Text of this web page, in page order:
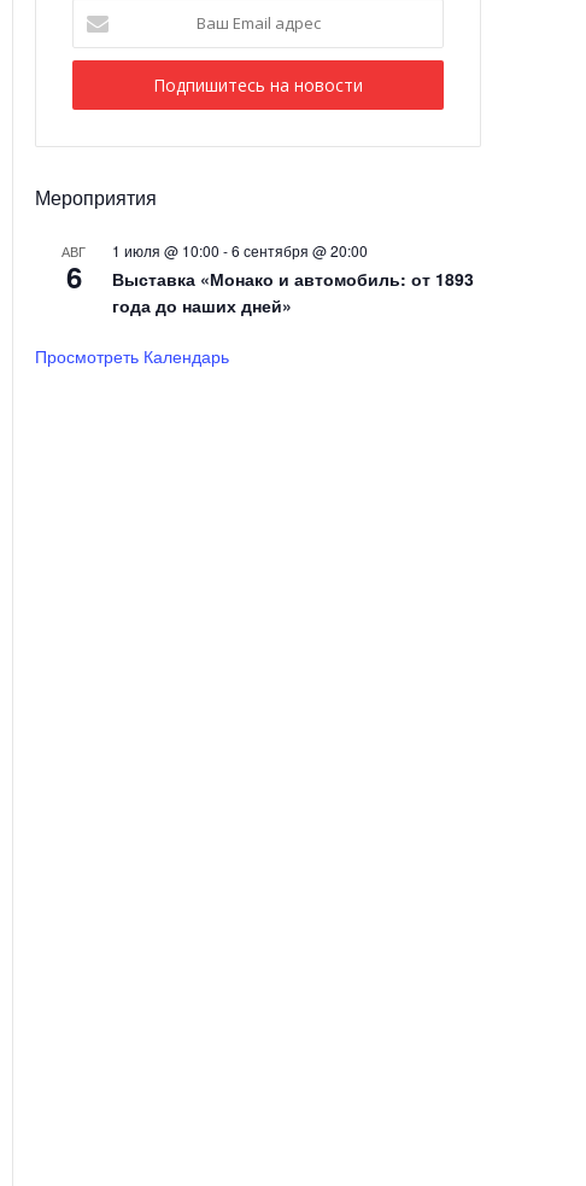
Email
адрес
Мероприятия
АВГ
6
1 июля @ 10:00 -6 сентября @ 20:00
Выставка «Монако и автомобиль: от 1893
года до наших дней»
Просмотреть Календарь